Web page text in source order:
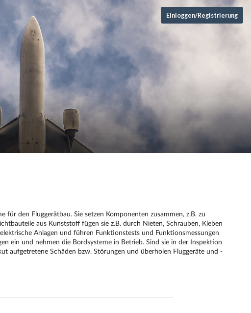
Einloggen/Registrierung